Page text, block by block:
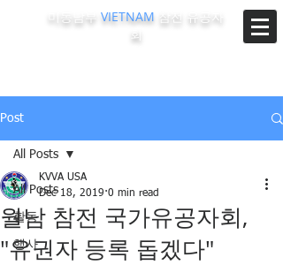
미동남부 VIETNAM 참전 유공자
회
Post
All Posts
활동
행사
All Posts
월남 참전 국가유공자회,
"유권자 등록 돕겠다"
KVVA USA
Dec 18, 2019 0 min read